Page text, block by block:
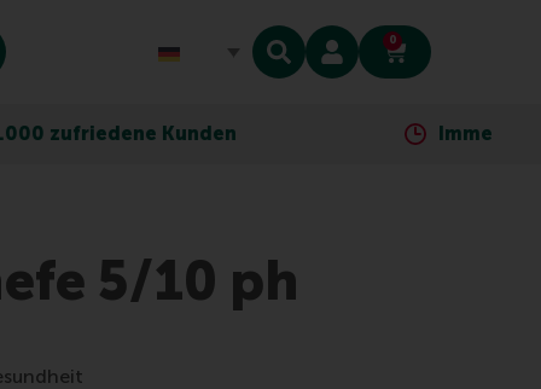
0
Kunden Immer so nah wie dein
5/10 ph